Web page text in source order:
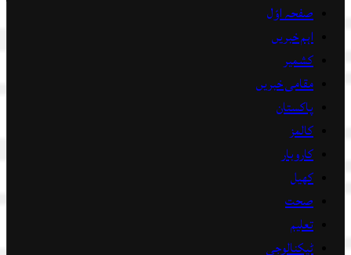
صفحہ اوّل
اہم خبریں
کشمیر
مقامی خبریں
پاکستان
کالمز
کاروبار
کھیل
صحت
تعلیم
ٹیکنالوجی